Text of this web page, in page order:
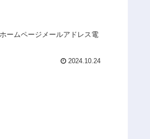
ームページメールアドレス電
2024.10.24